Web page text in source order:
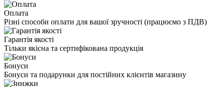
Оплата
Різні способи оплати для вашої зручності (працюємо з ПДВ)
Гарантія якості
Тільки якісна та сертифікована продукція
Бонуси
Бонуси та подарунки для постійних клієнтів магазину